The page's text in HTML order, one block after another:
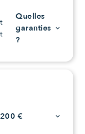
Quelles
garanties
?
keyboard_arrow_down
€ keyboard_arrow_down